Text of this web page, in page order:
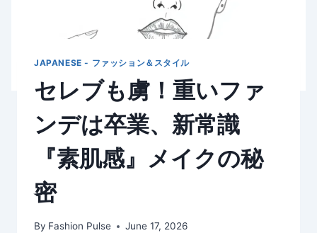
JAPANESE - ファッション＆スタイル
セレブも虜！重いファ
ンデは卒業、新常識
『素肌感』メイクの秘
密
By Fashion Pulse June 17, 2026